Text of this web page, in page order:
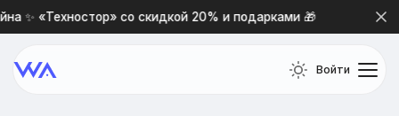
✨ «Техностор» со скидкой 20% и подарками 🎁
Войти